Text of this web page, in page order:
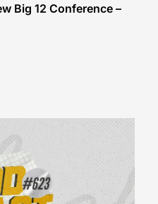
Big 12 Conference –